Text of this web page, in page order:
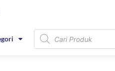
Products
search